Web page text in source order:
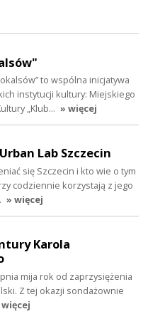
to wspólna inicjatywa
instytucji kultury: Miejskiego
„Klub… » więcej
Lab Szczecin
się Szczecin i kto wie o tym
codziennie korzystają z jego
» więcej
Karola
mija rok od zaprzysiężenia
Z tej okazji sondażownie